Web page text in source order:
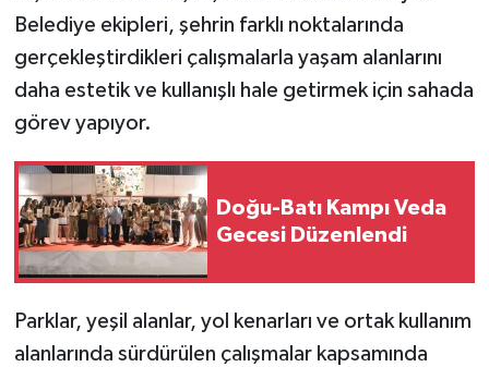
Belediye ekipleri, şehrin farklı noktalarında
gerçekleştirdikleri çalışmalarla yaşam alanlarını
daha estetik ve kullanışlı hale getirmek için sahada
görev yapıyor.
Doğu-Batı Kampı Veda
Gecesi Düzenlendi
Parklar, yeşil alanlar, yol kenarları ve ortak kullanım
alanlarında sürdürülen çalışmalar kapsamında